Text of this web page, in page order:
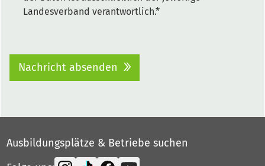
Landesverband verantwortlich.*
Nachricht absenden
Ausbildungsplätze & Betriebe suchen